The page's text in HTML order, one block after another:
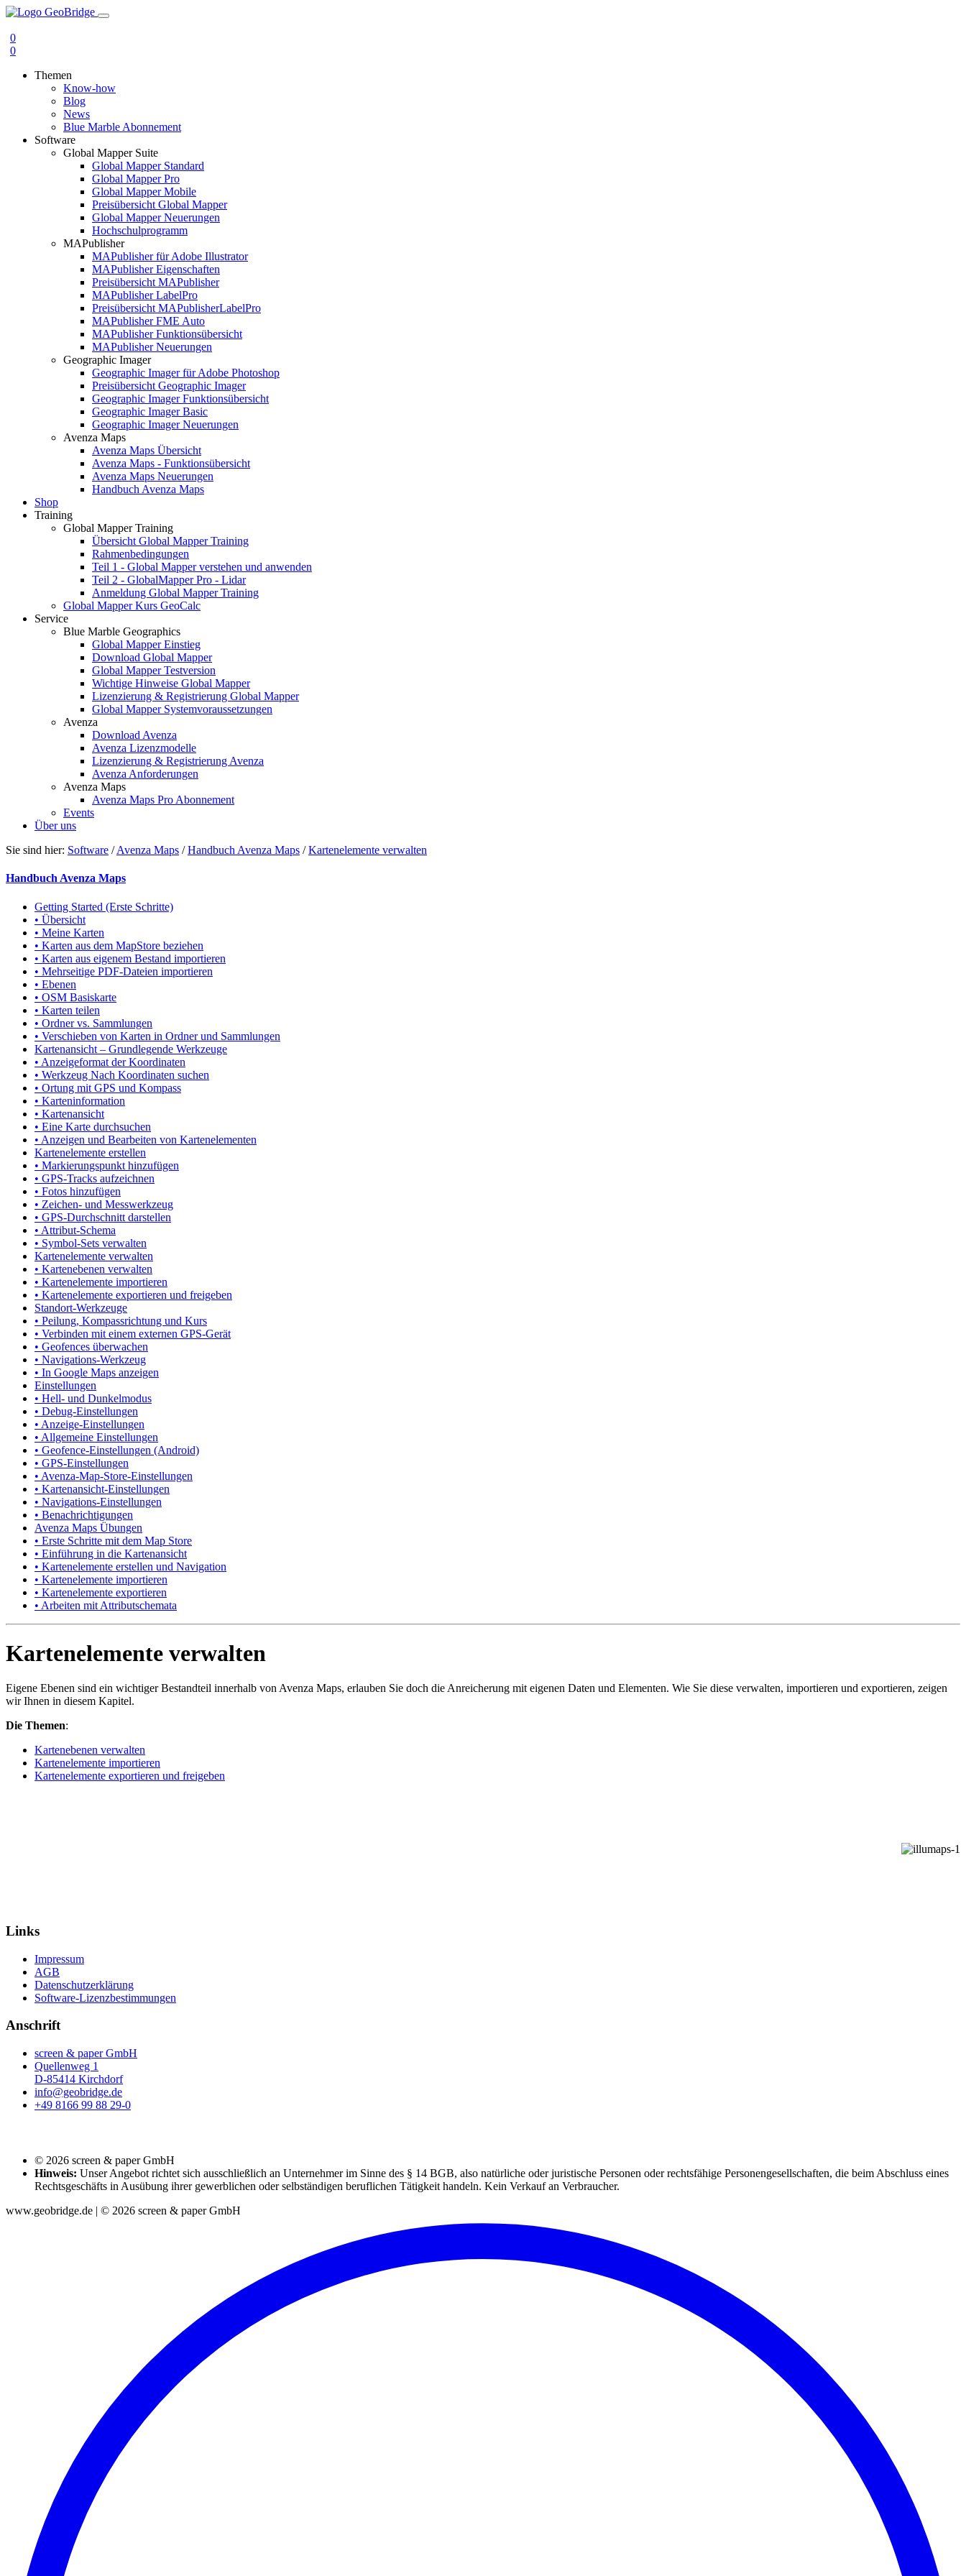
0
0
Themen
Know-how
Blog
News
Blue Marble Abonnement
Software
Global Mapper Suite
Global Mapper Standard
Global Mapper Pro
Global Mapper Mobile
Preisübersicht Global Mapper
Global Mapper Neuerungen
Hochschulprogramm
MAPublisher
MAPublisher für Adobe Illustrator
MAPublisher Eigenschaften
Preisübersicht MAPublisher
MAPublisher LabelPro
Preisübersicht MAPublisherLabelPro
MAPublisher FME Auto
MAPublisher Funktionsübersicht
MAPublisher Neuerungen
Geographic Imager
Geographic Imager für Adobe Photoshop
Preisübersicht Geographic Imager
Geographic Imager Funktionsübersicht
Geographic Imager Basic
Geographic Imager Neuerungen
Avenza Maps
Avenza Maps Übersicht
Avenza Maps - Funktionsübersicht
Avenza Maps Neuerungen
Handbuch Avenza Maps
Shop
Training
Global Mapper Training
Übersicht Global Mapper Training
Rahmenbedingungen
Teil 1 - Global Mapper verstehen und anwenden
Teil 2 - GlobalMapper Pro - Lidar
Anmeldung Global Mapper Training
Global Mapper Kurs GeoCalc
Service
Blue Marble Geographics
Global Mapper Einstieg
Download Global Mapper
Global Mapper Testversion
Wichtige Hinweise Global Mapper
Lizenzierung & Registrierung Global Mapper
Global Mapper Systemvoraussetzungen
Avenza
Download Avenza
Avenza Lizenzmodelle
Lizenzierung & Registrierung Avenza
Avenza Anforderungen
Avenza Maps
Avenza Maps Pro Abonnement
Events
Über uns
Sie sind hier: Software /Avenza Maps /Handbuch Avenza Maps /Kartenelemente verwalten
Handbuch Avenza Maps
Getting Started (Erste Schritte)
• Übersicht
• Meine Karten
• Karten aus dem MapStore beziehen
• Karten aus eigenem Bestand importieren
• Mehrseitige PDF-Dateien importieren
• Ebenen
• OSM Basiskarte
• Karten teilen
• Ordner vs. Sammlungen
• Verschieben von Karten in Ordner und Sammlungen
Kartenansicht – Grundlegende Werkzeuge
• Anzeigeformat der Koordinaten
• Werkzeug Nach Koordinaten suchen
• Ortung mit GPS und Kompass
• Karteninformation
• Kartenansicht
• Eine Karte durchsuchen
• Anzeigen und Bearbeiten von Kartenelementen
Kartenelemente erstellen
• Markierungspunkt hinzufügen
• GPS-Tracks aufzeichnen
• Fotos hinzufügen
• Zeichen- und Messwerkzeug
• GPS-Durchschnitt darstellen
• Attribut-Schema
• Symbol-Sets verwalten
Kartenelemente verwalten
• Kartenebenen verwalten
• Kartenelemente importieren
• Kartenelemente exportieren und freigeben
Standort-Werkzeuge
• Peilung, Kompassrichtung und Kurs
• Verbinden mit einem externen GPS-Gerät
• Geofences überwachen
• Navigations-Werkzeug
• In Google Maps anzeigen
Einstellungen
• Hell- und Dunkelmodus
• Debug-Einstellungen
• Anzeige-Einstellungen
• Allgemeine Einstellungen
• Geofence-Einstellungen (Android)
• GPS-Einstellungen
• Avenza-Map-Store-Einstellungen
• Kartenansicht-Einstellungen
• Navigations-Einstellungen
• Benachrichtigungen
Avenza Maps Übungen
• Erste Schritte mit dem Map Store
• Einführung in die Kartenansicht
• Kartenelemente erstellen und Navigation
• Kartenelemente importieren
• Kartenelemente exportieren
• Arbeiten mit Attributschemata
Kartenelemente verwalten
Eigene Ebenen sind ein wichtiger Bestandteil innerhalb von Avenza Maps, erlauben Sie doch die Anreicherung mit eigenen Daten und Elementen. Wie Sie diese verwalten, importieren und exportieren, zeigen
wir Ihnen in diesem Kapitel.
Die Themen:
Kartenebenen verwalten
Kartenelemente importieren
Kartenelemente exportieren und freigeben
Links
Impressum
AGB
Datenschutzerklärung
Software-Lizenzbestimmungen
Anschrift
screen & paper GmbH
Quellenweg 1
D-85414 Kirchdorf
info@geobridge.de
+49 8166 99 88 29-0
© 2026 screen & paper GmbH
Hinweis: Unser Angebot richtet sich ausschließlich an Unternehmer im Sinne des § 14 BGB, also natürliche oder juristische Personen oder rechtsfähige Personengesellschaften, die beim Abschluss eines
Rechtsgeschäfts in Ausübung ihrer gewerblichen oder selbständigen beruflichen Tätigkeit handeln. Kein Verkauf an Verbraucher.
www.geobridge.de | © 2026 screen & paper GmbH